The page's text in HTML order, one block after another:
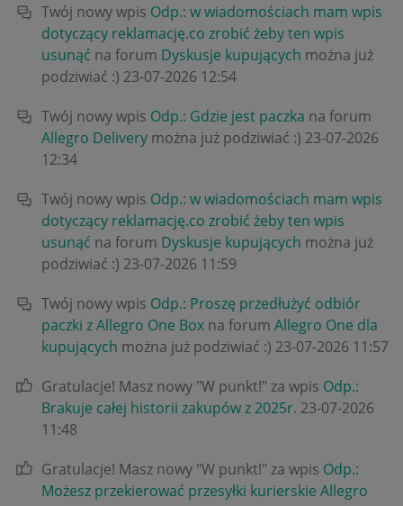
Twój nowy wpis Odp.: w wiadomościach mam wpis
dotyczący reklamację.co zrobić żeby ten wpis
usunąć na forum Dyskusje kupujących można już
podziwiać :) ‎23-07-2026 12:54
Twój nowy wpis Odp.: Gdzie jest paczka na forum
Allegro Delivery można już podziwiać :) ‎23-07-2026
12:34
Twój nowy wpis Odp.: w wiadomościach mam wpis
dotyczący reklamację.co zrobić żeby ten wpis
usunąć na forum Dyskusje kupujących można już
podziwiać :) ‎23-07-2026 11:59
Twój nowy wpis Odp.: Proszę przedłużyć odbiór
paczki z Allegro One Box na forum Allegro One dla
kupujących można już podziwiać :) ‎23-07-2026 11:57
Gratulacje! Masz nowy "W punkt!" za wpis Odp.:
Brakuje całej historii zakupów z 2025r. ‎23-07-2026
11:48
Gratulacje! Masz nowy "W punkt!" za wpis Odp.:
Możesz przekierować przesyłki kurierskie Allegro